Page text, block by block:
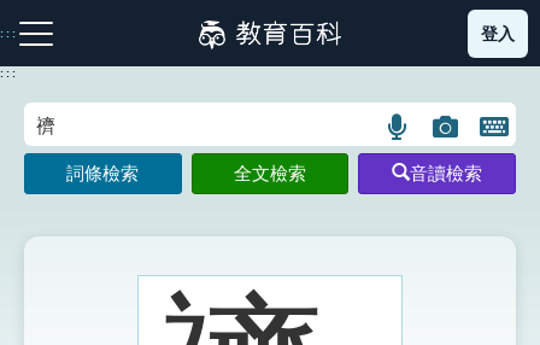
到
主
:::
注音索引圖示 筆畫索引圖示 部首索引表圖示
登入
:::
語
言
搜
示
圖
片
搜
開
鍵
圖
詞條檢索 全文檢索 音讀檢索